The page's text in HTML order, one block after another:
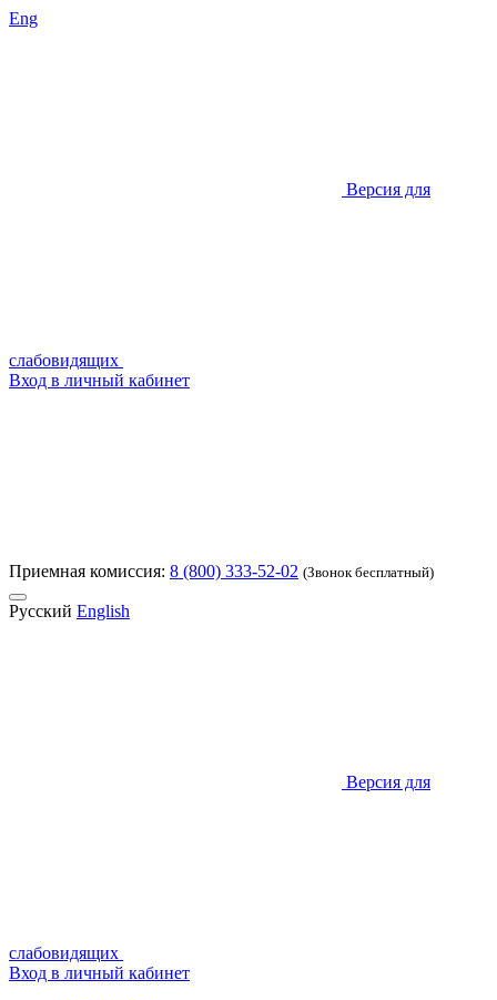
Eng
Версия для
слабовидящих
Вход в личный кабинет
Приемная комиссия: 8 (800) 333-52-02 (Звонок бесплатный)
Русский English
Версия для
слабовидящих
Вход в личный кабинет